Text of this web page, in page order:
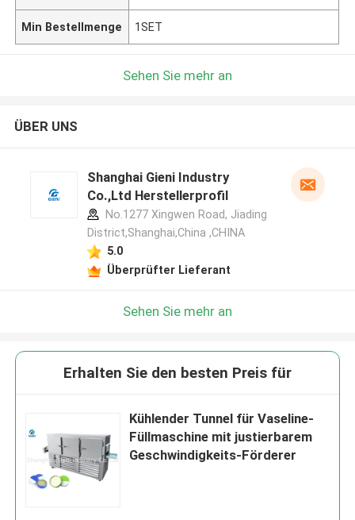
Min Bestellmenge 1SET
Sehen Sie mehr an
ÜBER UNS
Shanghai Gieni Industry
Co.,Ltd Herstellerprofil
No.1277 Xingwen Road, Jiading
District,Shanghai,China ,CHINA
5.0
Überprüfter Lieferant
Sehen Sie mehr an
Erhalten Sie den besten Preis für
Kühlender Tunnel für Vaseline-
Füllmaschine mit justierbarem
Geschwindigkeits-Förderer